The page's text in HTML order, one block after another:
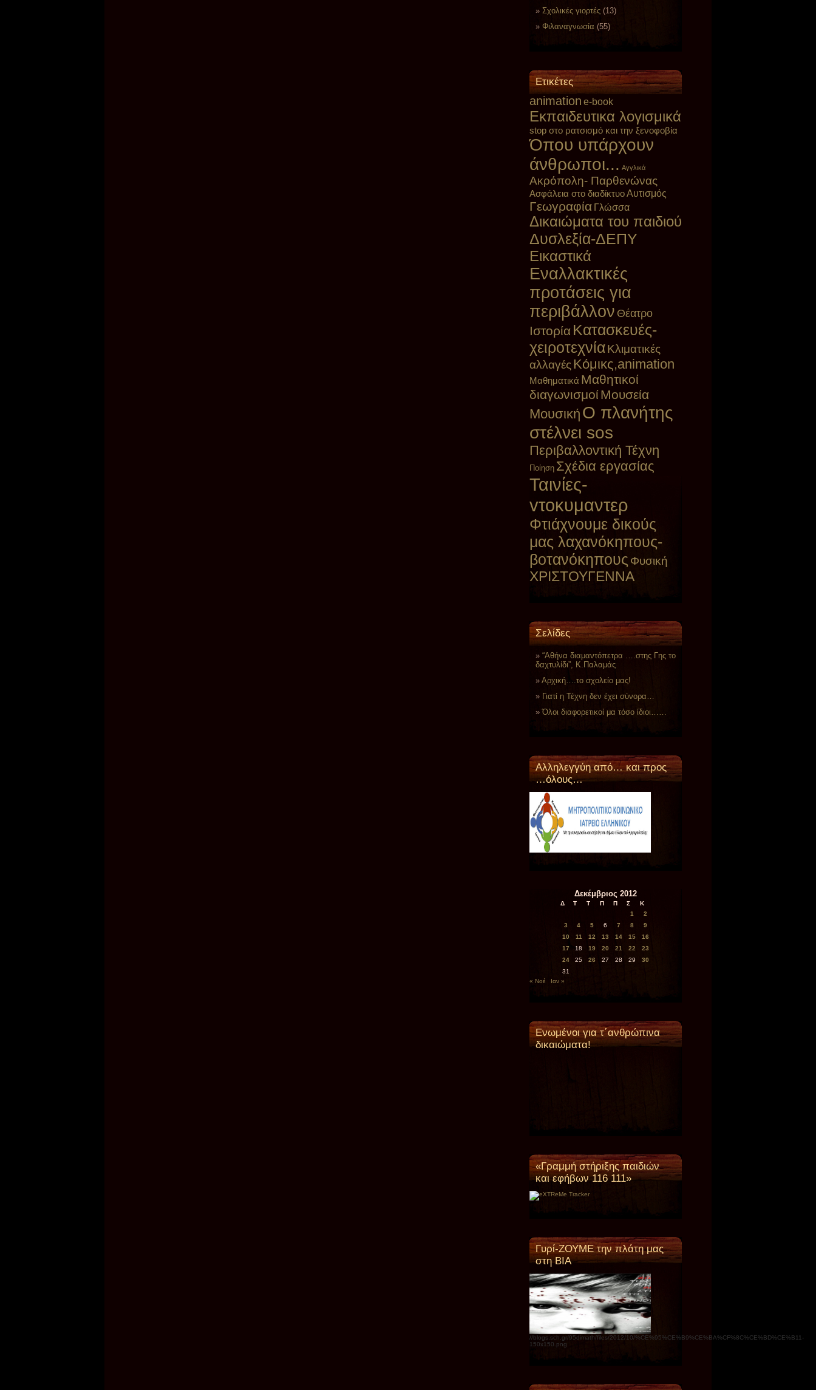
Σχολικές γιορτές (13)
Φιλαναγνωσία (55)
Ετικέτες
animation e-book
Eκπαιδευτικα λογισμικά
stop στο ρατσισμό και την ξενοφοβία
Όπου υπάρχουν
άνθρωποι... Αγγλικά
Ακρόπολη- Παρθενώνας
Ασφάλεια στο διαδίκτυοΑυτισμός
Γεωγραφία Γλώσσα
Δικαιώματα του παιδιού
Δυσλεξία-ΔΕΠΥ
Εικαστικά
Εναλλακτικές
προτάσεις για
περιβάλλον Θέατρο
Ιστορία Κατασκευές-
χειροτεχνίαΚλιματικές
αλλαγές Κόμικς,animation
Μαθηματικά Μαθητικοί
διαγωνισμοίΜουσεία
Μουσική Ο πλανήτης
στέλνει sos
Περιβαλλοντική Τέχνη
Ποίηση Σχέδια εργασίας
Ταινίες-
vτοκυμαντερ
Φτιάχνουμε δικούς
μας λαχανόκηπους-
βοτανόκηπους Φυσική
ΧΡΙΣΤΟΥΓΕΝΝΑ
Σελίδες
“Αθήνα διαμαντόπετρα ….στης Γης το
δαχτυλίδι”, Κ.Παλαμάς
Αρχική….το σχολείο μας!
Γιατί η Τέχνη δεν έχει σύνορα…
Όλοι διαφορετικοί μα τόσο ίδιοι……
Aλληλεγγύη από… και προς
…όλους…
Δεκέμβριος 2012
Δ Τ Τ Π Π Σ
Κ
1
2
3
4 5 6 7 8
9
10
11 12 13 14 15
16
17
18 19 20 21 22
23
24
25 26 27 28 29
30
31
« Νοέ
Ιαν »
Ενωμένοι για τ΄ανθρώπινα
δικαιώματα!
«Γραμμή στήριξης παιδιών
και εφήβων 116 111»
Γυρί-ΖΟΥΜΕ την πλάτη μας
στη ΒΙΑ
//blogs.sch.gr/95dimath/files/2012/10/%CE%95%CE%B9%CE%BA%CF%8C%CE%BD%CE%B11-
150x150.png